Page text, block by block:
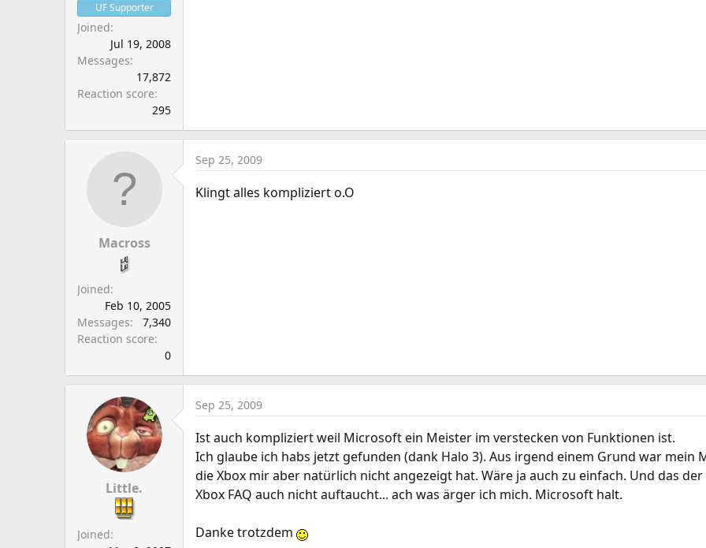
UF Supporter
Joined
Jul 19, 2008
Messages
17,872
Reaction score
295
Macross
Joined
Feb 10, 2005
Messages
7,340
Reaction score
0
Sep 25, 2009
Klingt alles kompliziert o.O
Little.
Joined
Sep 25, 2009
Ist auch kompliziert weil Microsoft ein Meister im verstecken von Funktionen ist.
Ich glaube ich habs jetzt gefunden (dank Halo 3). Aus irgend einem Grund war mein
die Xbox mir aber natürlich nicht angezeigt hat. Wäre ja auch zu einfach. Und das
Xbox FAQ auch nicht auftaucht... ach was ärger ich mich. Microsoft halt.
Danke trotzdem